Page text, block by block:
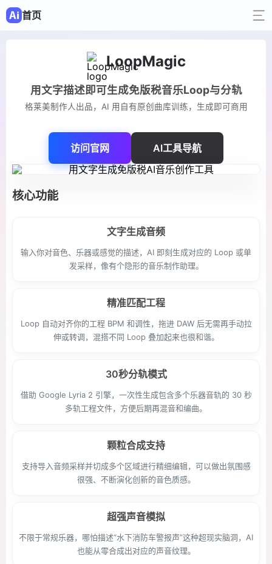
首页
LoopMagic
用文字描述即可生成免版税音乐Loop与分轨
格莱美制作人出品，AI 用自有原创曲库训练，生成即可商用
访问官网 AI工具导航
核心功能
文字生成音频
输入你对音色、乐器或感觉的描述，AI 即刻生成对应的 Loop 或单
发采样，像有个隐形的音乐制作助理。
精准匹配工程
Loop 自动对齐你的工程 BPM 和调性，拖进 DAW 后无需再手动拉
伸或转调，混搭不同 Loop 叠加起来也很和谐。
30秒分轨模式
借助 Google Lyria 2 引擎，一次性生成包含多个乐器音轨的 30 秒
多轨工程文件，方便后期再混音和编曲。
颗粒合成支持
支持导入音频采样并切成多个区域进行精细编辑，可以做出氛围感
很强、不断演化创新的音色质感。
超强声音模拟
不限于常规乐器，哪怕描述“水下消防车警报声”这种超现实脑洞，AI
也能从零合成出对应的声音纹理。